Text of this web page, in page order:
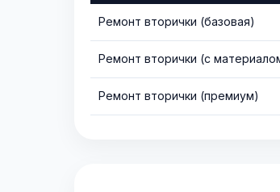
Ремонт вторички (базовая)
Ремонт вторички (с
Ремонт вторички (премиум)